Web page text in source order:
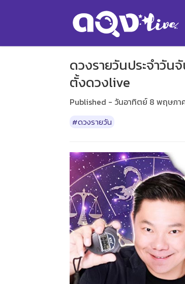
ดวงรายวันประจำวั
ตั้งดวงlive
Published - วันอาทิตย์ 8 พฤษภา
#ดวงรายวัน